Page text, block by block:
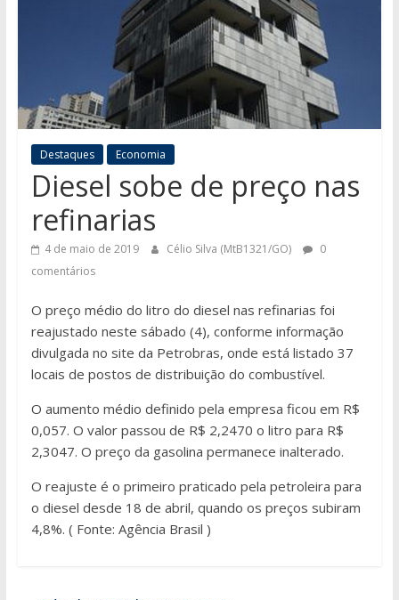
Destaques Economia
Diesel sobe de preço nas
refinarias
4 de maio de 2019 Célio Silva (MtB1321/GO)
0
comentários
O preço médio do litro do diesel nas refinarias foi
reajustado neste sábado (4), conforme informação
divulgada no site da Petrobras, onde está listado 37
locais de postos de distribuição do combustível.
O aumento médio definido pela empresa ficou em R$
0,057. O valor passou de R$ 2,2470 o litro para R$
2,3047. O preço da gasolina permanece inalterado.
O reajuste é o primeiro praticado pela petroleira para
o diesel desde 18 de abril, quando os preços subiram
4,8%. ( Fonte: Agência Brasil )